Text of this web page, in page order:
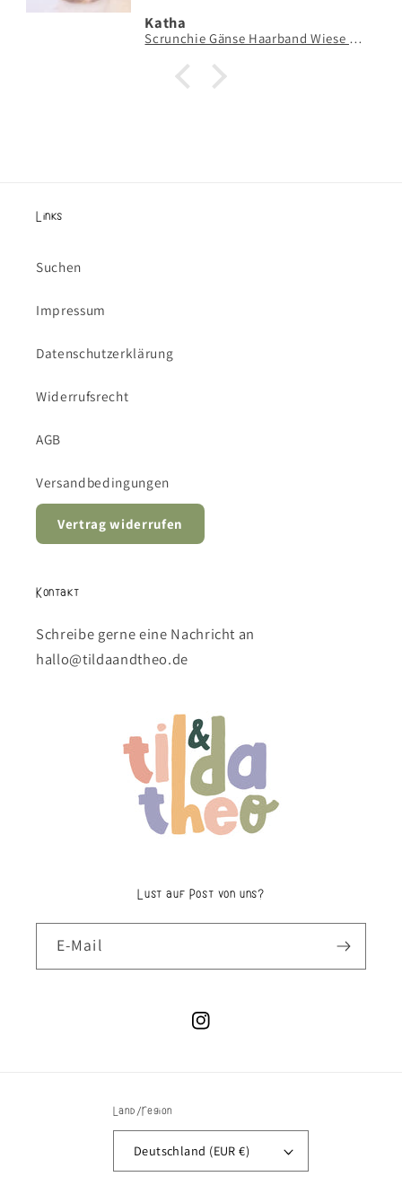
Katha
Scrunchie Gänse Haarband Wiese Gans - handgezeichneter & handgenähter Haargummi
Links
Suchen
Impressum
Datenschutzerklärung
Widerrufsrecht
AGB
Versandbedingungen
Vertrag widerrufen
Kontakt
Schreibe gerne eine Nachricht an
hallo@tildaandtheo.de
Lust auf Post von uns?
E-Mail
Instagram
Land/Region
Deutschland (EUR €)